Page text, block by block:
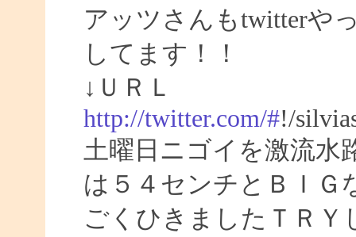
アッツさんもtwitterや
してます！！
↓ＵＲＬ
http://twitter.com/#!/
土曜日ニゴイを激流水
は５４センチとＢＩＧ
ごくひきましたＴＲ